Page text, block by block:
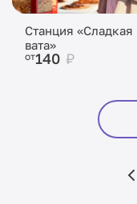
Станция «Сладкая
вата»
от140 ₽